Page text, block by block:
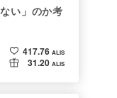
い」のか考
417.76 ALIS
31.20 ALIS